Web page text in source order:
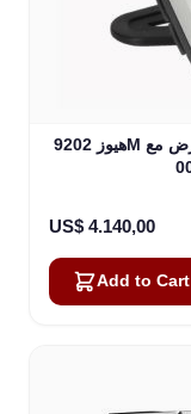
هيوز 9202M محطة الإنترنت الفضائية المحمولة على الأرض مع
US$ 4.140,00
Add to Cart